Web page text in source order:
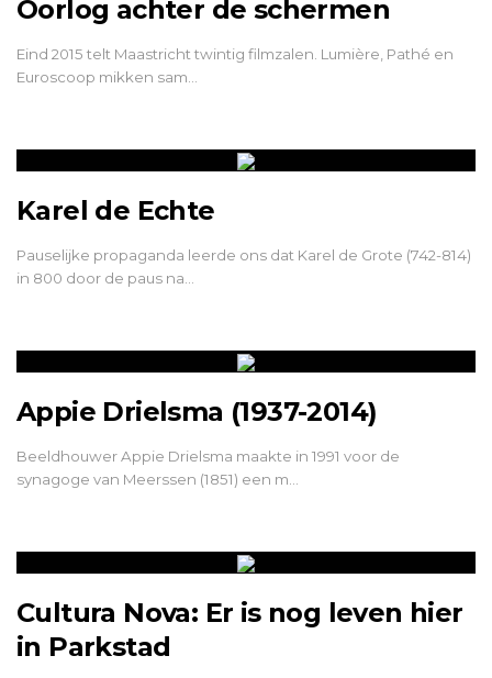
Oorlog achter de schermen
Eind 2015 telt Maastricht twintig filmzalen. Lumière, Pathé en
Euroscoop mikken sam…
Karel de Echte
Pauselijke propaganda leerde ons dat Karel de Grote (742-814)
in 800 door de paus na…
Appie Drielsma (1937-2014)
Beeldhouwer Appie Drielsma maakte in 1991 voor de
synagoge van Meerssen (1851) een m…
Cultura Nova: Er is nog leven hier
in Parkstad